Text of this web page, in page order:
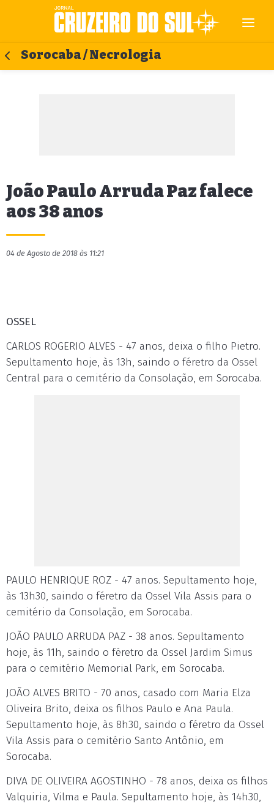
Sorocaba / Necrologia
João Paulo Arruda Paz falece
aos 38 anos
04 de Agosto de 2018 às 11:21
OSSEL
CARLOS ROGERIO ALVES - 47 anos, deixa o filho Pietro.
Sepultamento hoje, às 13h, saindo o féretro da Ossel
Central para o cemitério da Consolação, em Sorocaba.
PAULO HENRIQUE ROZ - 47 anos. Sepultamento hoje,
às 13h30, saindo o féretro da Ossel Vila Assis para o
cemitério da Consolação, em Sorocaba.
JOÃO PAULO ARRUDA PAZ - 38 anos. Sepultamento
hoje, às 11h, saindo o féretro da Ossel Jardim Simus
para o cemitério Memorial Park, em Sorocaba.
JOÃO ALVES BRITO - 70 anos, casado com Maria Elza
Oliveira Brito, deixa os filhos Paulo e Ana Paula.
Sepultamento hoje, às 8h30, saindo o féretro da Ossel
Vila Assis para o cemitério Santo Antônio, em
Sorocaba.
DIVA DE OLIVEIRA AGOSTINHO - 78 anos, deixa os filhos
Valquiria, Vilma e Paula. Sepultamento hoje, às 14h30,